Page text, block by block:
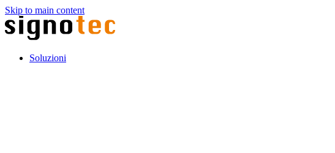
Skip to main content
Soluzioni